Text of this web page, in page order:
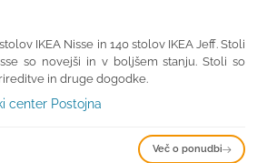
IKEA Nisse in 140 stolov IKEA Jeff. Stoli
so novejši in v boljšem stanju. Stoli so
in druge dogodke.
center Postojna
Več o ponudbi